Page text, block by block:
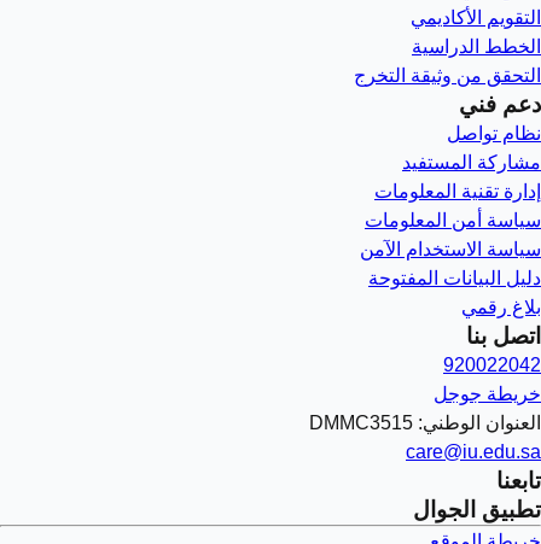
التقويم الأكاديمي
الخطط الدراسية
التحقق من وثيقة التخرج
دعم فني
نظام تواصل
مشاركة المستفيد
إدارة تقنية المعلومات
سياسة أمن المعلومات
سياسة الاستخدام الآمن
دليل البيانات المفتوحة
بلاغ رقمي
اتصل بنا
920022042
خريطة جوجل
العنوان الوطني: DMMC3515
care@iu.edu.sa
تابعنا
تطبيق الجوال